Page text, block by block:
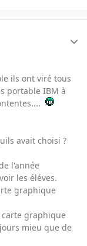
ils ont viré tous
portable IBM à
avait choisi ?
l'année
les éléves.
graphique
carte graphique
mieu que de